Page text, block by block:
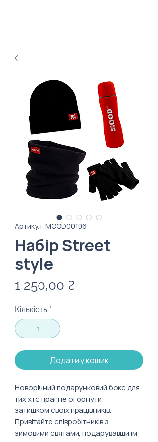
Артикул: MOOD00106
Набір Street
style
1 250,00 ₴
Кількість *
Додати у кошик
Новорічний подарунковий бокс для
тих хто прагне огорнути
затишком своїх працівників.
Привітайте співробітників з
зимовими святами, подарувавши їм